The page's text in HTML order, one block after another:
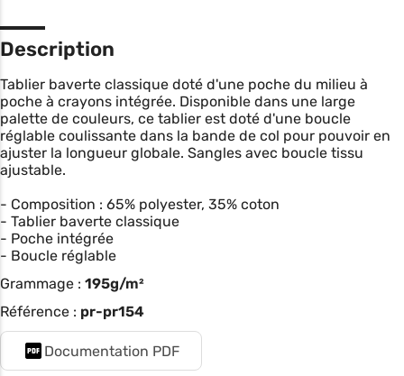
Description
Tablier baverte classique doté d'une poche du milieu à
poche à crayons intégrée. Disponible dans une large
palette de couleurs, ce tablier est doté d'une boucle
réglable coulissante dans la bande de col pour pouvoir en
ajuster la longueur globale. Sangles avec boucle tissu
ajustable.
- Composition : 65% polyester, 35% coton
- Tablier baverte classique
- Poche intégrée
- Boucle réglable
Grammage : 195g/m²
Référence : pr-pr154
Documentation PDF